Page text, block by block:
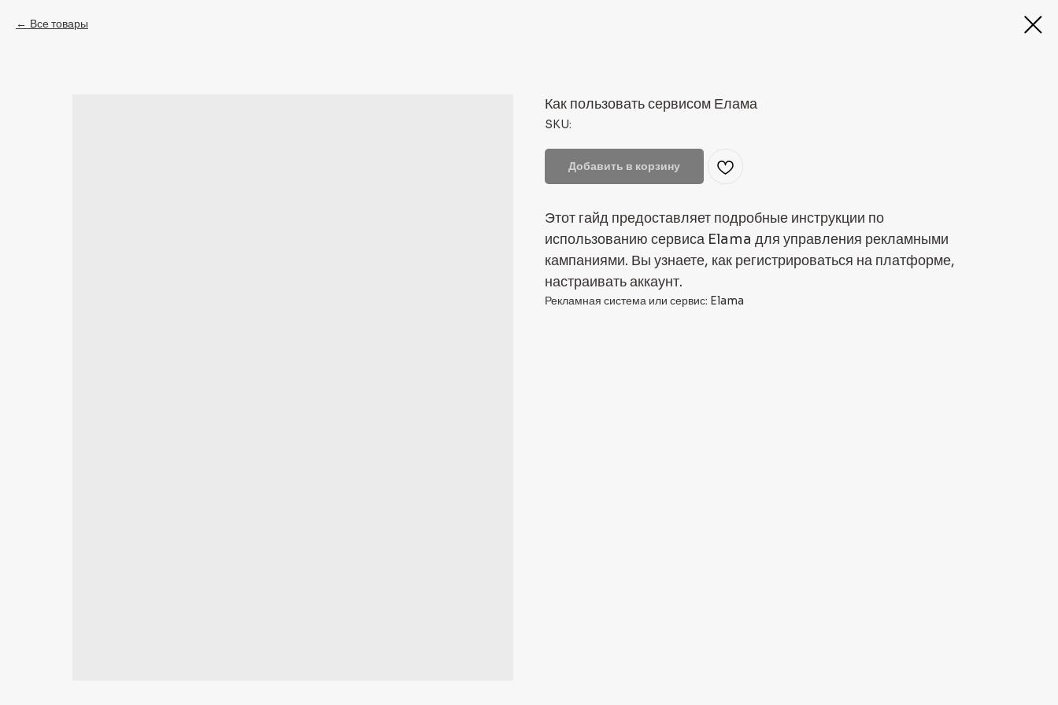
Все товары
Как пользовать сервисом Елама
SKU:
Добавить в корзину
Этот гайд предоставляет подробные инструкции по
использованию сервиса Elama для управления рекламными
кампаниями. Вы узнаете, как регистрироваться на платформе,
настраивать аккаунт.
Рекламная система или сервис: Elama